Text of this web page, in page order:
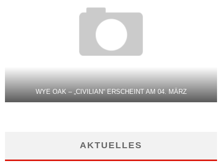
WYE OAK – „CIVILIAN“ ERSCHEINT AM 04. MÄRZ
AKTUELLES